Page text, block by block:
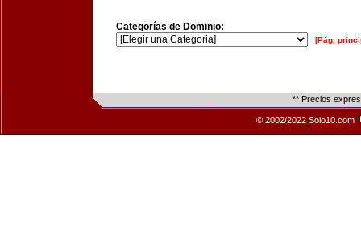
Categorías de Dominio:
[Pág.
** Precios
© 2002/2022 Solo10.com